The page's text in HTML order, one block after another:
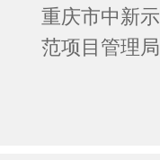
重庆市中新示
范项目管理局